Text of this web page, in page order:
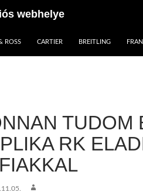
webhelye
ROSS CARTIER BREITLING
TUDOM
RK